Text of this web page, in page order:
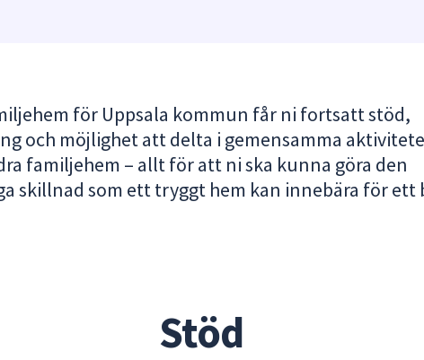
för Uppsala kommun får ni fortsatt stöd,
och möjlighet att delta i gemensamma
familjehem – allt för att ni ska kunna göra den
skillnad som ett tryggt hem kan innebära för ett
Stöd